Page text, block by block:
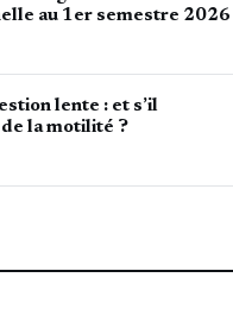
au 1er semestre 2026
lente : et s’il
de la motilité ?